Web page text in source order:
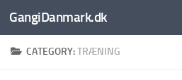
Skip to content
GangiDanmark.dk
CATEGORY:TRÆNING